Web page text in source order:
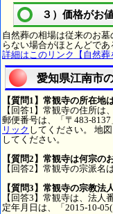
３）価格がお
自然葬の相場は従来のお
らない場合がほとんどであ
詳細はこのリンク【自然葬
愛知県江南市
【質問1】常観寺の所在地
【回答1】常観寺の住所は
郵便番号は、「〒483-8137
リック してください。 地
してください。
【質問2】常観寺は何宗の
【回答2】常観寺の宗派名
【質問3】常観寺の宗教法
【回答3】常観寺は、法人
定年月日は、「2015-10-05(